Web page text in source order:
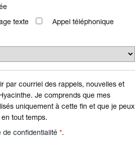
texte
Appel téléphonique
par courriel des rappels, nouvelles et
Je comprends que mes
uniquement à cette fin et que je peux
tout temps.
de confidentialité *.